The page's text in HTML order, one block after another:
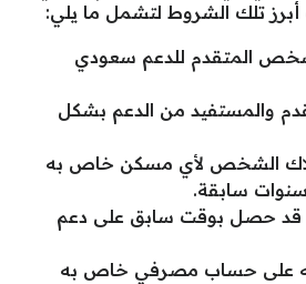
المتقدم للدعم سعودي
والمستفيد من الدعم بشكل
الشخص لأي مسكن خاص به
سابقة.
قد حصل بوقت سابق على دعم
على حساب مصرفي خاص به